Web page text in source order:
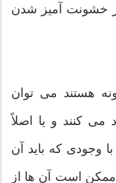
خشونت آمیز شدن
هستند می توان
می کنند و یا اصلاً
وجودی که باید آن
است آن ها از